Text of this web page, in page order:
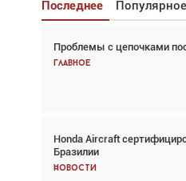
Последнее Популярное
Проблемы с цепочками
Главное
Honda Aircraft
Бразилии
Новости
Взгляд с высоты: тандем
спасательных операциях
Авиационный фотограф
говорит сама за себя... а
Новости